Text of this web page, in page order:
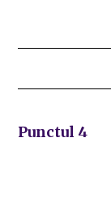
Punctul 4